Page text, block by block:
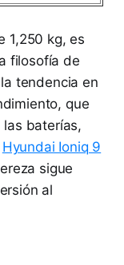
1,250 kg, es
filosofía de
tendencia en
que
baterías,
Hyundai Ioniq 9
sigue
al